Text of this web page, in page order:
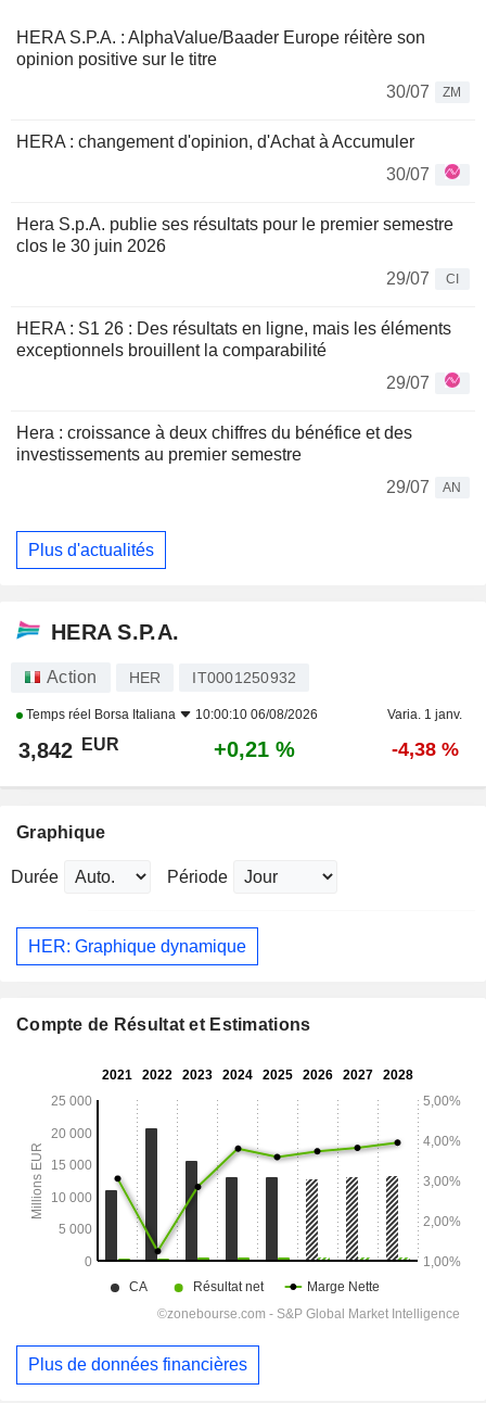
HERA S.P.A. : AlphaValue/Baader Europe réitère son
opinion positive sur le titre
30/07
ZM
HERA : changement d'opinion, d'Achat à Accumuler
30/07
Hera S.p.A. publie ses résultats pour le premier semestre
clos le 30 juin 2026
29/07
CI
HERA : S1 26 : Des résultats en ligne, mais les éléments
exceptionnels brouillent la comparabilité
29/07
Hera : croissance à deux chiffres du bénéfice et des
investissements au premier semestre
29/07
AN
Plus d'actualités
HERA S.P.A.
Action HER IT0001250932
Temps réel Borsa Italiana 10:00:10 06/08/2026 Varia. 1 janv.
3,842 EUR +0,21 % -4,38 %
Graphique
Durée Période
HER: Graphique dynamique
Compte de Résultat et Estimations
Plus de données financières